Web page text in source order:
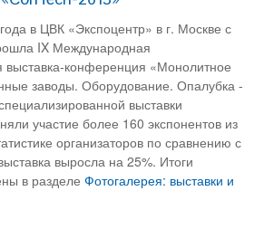
в ЦВК «Экспоцентр» в г. Москве с
IX Международная
выставка-конференция «Монолитное
заводы. Оборудование. Опалубка -
выставки
участие более 160 экспонентов из
организаторов по сравнению с
выросла на 25%. Итоги
в разделе Фотогалерея: выставки и